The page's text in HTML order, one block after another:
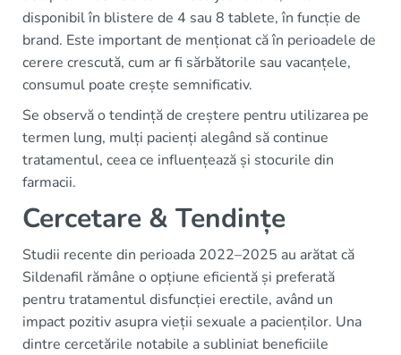
disponibil în blistere de 4 sau 8 tablete, în funcție de
brand. Este important de menționat că în perioadele de
cerere crescută, cum ar fi sărbătorile sau vacanțele,
consumul poate crește semnificativ.
Se observă o tendință de creștere pentru utilizarea pe
termen lung, mulți pacienți alegând să continue
tratamentul, ceea ce influențează și stocurile din
farmacii.
Cercetare & Tendințe
Studii recente din perioada 2022–2025 au arătat că
Sildenafil rămâne o opțiune eficientă și preferată
pentru tratamentul disfuncției erectile, având un
impact pozitiv asupra vieții sexuale a pacienților. Una
dintre cercetările notabile a subliniat beneficiile